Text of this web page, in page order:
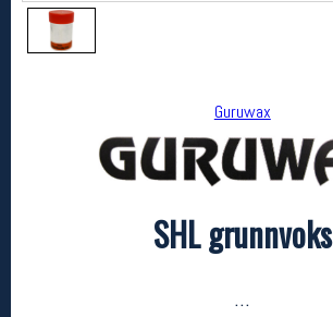
Guruwax
SHL grunnvoks
...
Guruwax
SHL grunnvoks
kr 249